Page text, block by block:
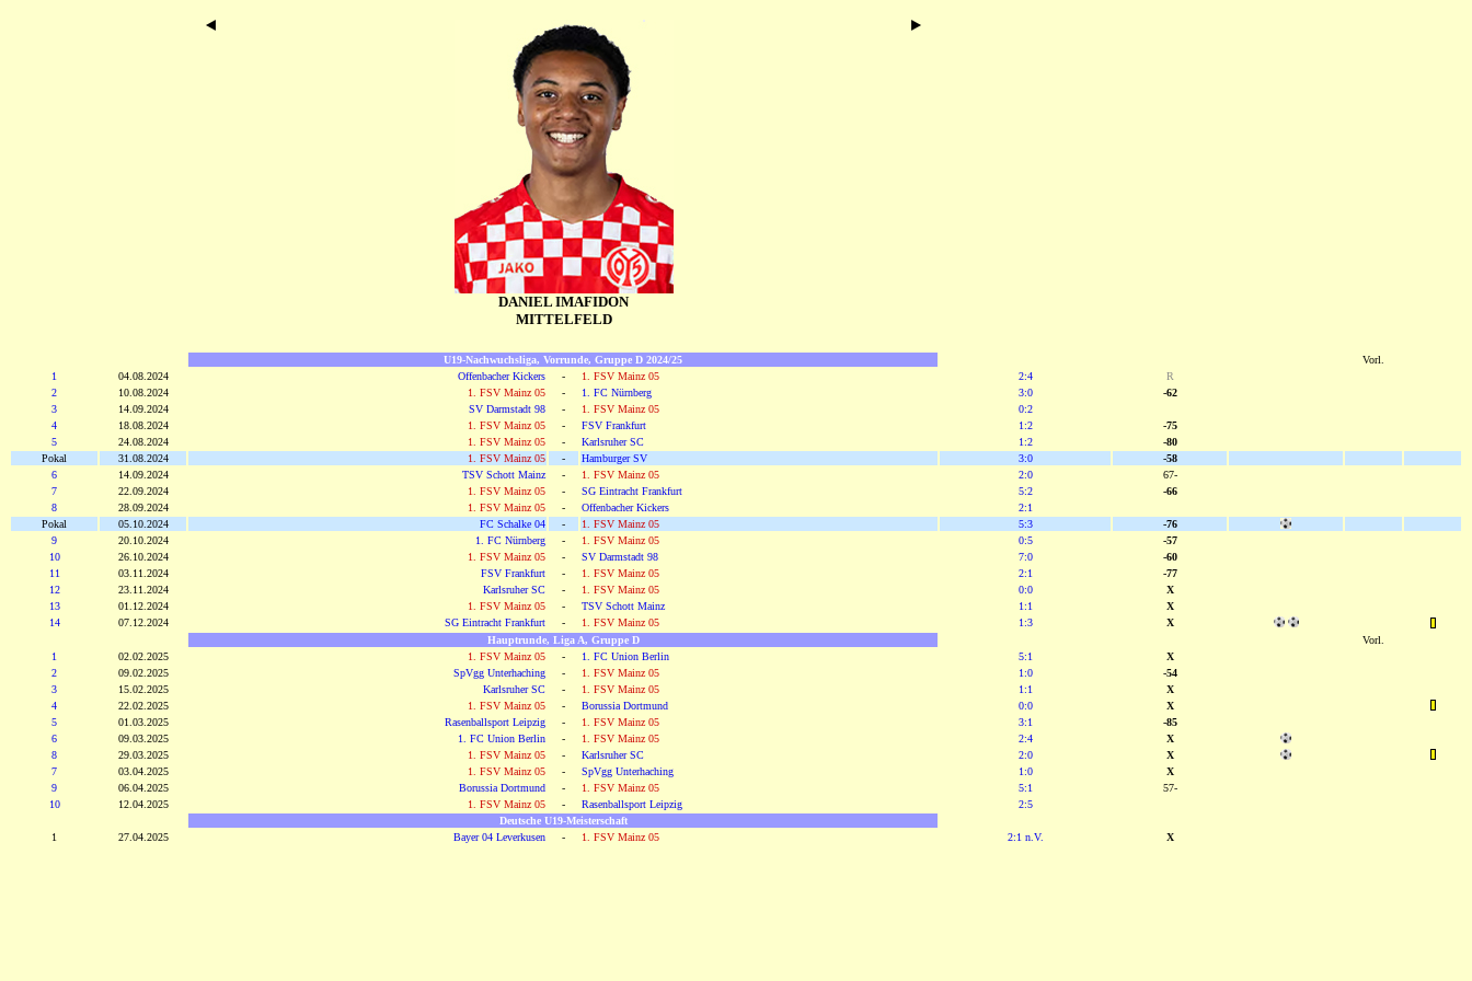
DANIEL IMAFIDON
MITTELFELD
U19-Nachwuchsliga, Vorrunde, Gruppe D 2024/25
Vorl.
1
04.08.2024 Offenbacher Kickers - 1. FSV Mainz 05 2:4
R
2
10.08.2024 1. FSV Mainz 05 - 1. FC Nürnberg 3:0
-62
3
14.09.2024 SV Darmstadt 98 - 1. FSV Mainz 05
0:2
4
18.08.2024 1. FSV Mainz 05 - FSV Frankfurt 1:2
-75
5
24.08.2024 1. FSV Mainz 05 - Karlsruher SC 1:2
-80
Pokal
31.08.2024 1. FSV Mainz 05 - Hamburger SV 3:0
-58
6
14.09.2024 TSV Schott Mainz - 1. FSV Mainz 05 2:0
67-
7
22.09.2024 1. FSV Mainz 05 - SG Eintracht Frankfurt 5:2
-66
8
28.09.2024 1. FSV Mainz 05 - Offenbacher Kickers
2:1
Pokal
05.10.2024 FC Schalke 04 - 1. FSV Mainz 05 5:3
-76
9
20.10.2024 1. FC Nürnberg - 1. FSV Mainz 05 0:5
-57
10
26.10.2024 1. FSV Mainz 05 - SV Darmstadt 98 7:0
-60
11
03.11.2024 FSV Frankfurt - 1. FSV Mainz 05 2:1
-77
12
23.11.2024 Karlsruher SC - 1. FSV Mainz 05 0:0
X
13
01.12.2024 1. FSV Mainz 05 - TSV Schott Mainz 1:1
X
14
07.12.2024 SG Eintracht Frankfurt - 1. FSV Mainz 05 1:3
X
Hauptrunde, Liga A, Gruppe D
Vorl.
1
02.02.2025 1. FSV Mainz 05 - 1. FC Union Berlin 5:1
X
2
09.02.2025 SpVgg Unterhaching - 1. FSV Mainz 05 1:0
-54
3
15.02.2025 Karlsruher SC - 1. FSV Mainz 05 1:1
X
4
22.02.2025 1. FSV Mainz 05 - Borussia Dortmund 0:0
X
5
01.03.2025 Rasenballsport Leipzig - 1. FSV Mainz 05 3:1
-85
6
09.03.2025 1. FC Union Berlin - 1. FSV Mainz 05 2:4
X
8
29.03.2025 1. FSV Mainz 05 - Karlsruher SC 2:0
X
7
03.04.2025 1. FSV Mainz 05 - SpVgg Unterhaching 1:0
X
9
06.04.2025 Borussia Dortmund - 1. FSV Mainz 05 5:1
57-
10
12.04.2025 1. FSV Mainz 05 - Rasenballsport Leipzig
2:5
Deutsche U19-Meisterschaft
1
27.04.2025 Bayer 04 Leverkusen - 1. FSV Mainz 05 2:1 n.V. X